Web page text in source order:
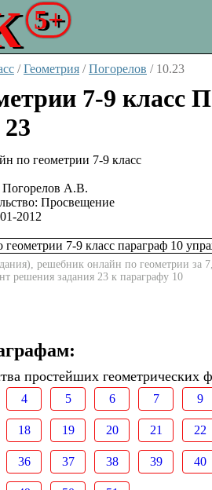
5+
/ Геометрия / Погорелов / 10.23
7-9 класс
Погорелов А.В.
Просвещение
2012
решебник онлайн по геометрии за
решения задания 23 к параграфу 10
простейших геометрических
4 5 6 7 9
18 19 20 21 22
36 37 38 39 40